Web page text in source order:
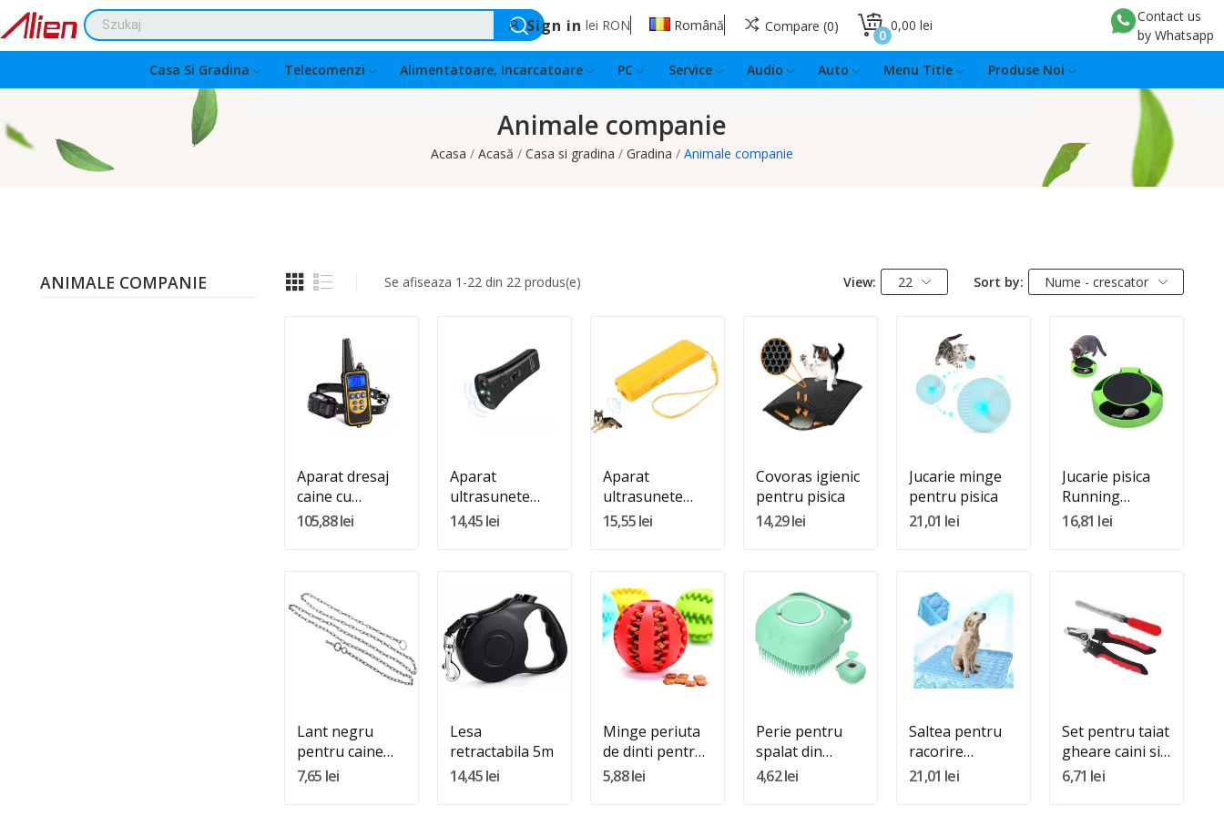
Sign in lei RON Română Compare 0 0,00 lei
0
Contact us
by Whatsapp
Casa Si Gradina
Telecomenzi Alimentatoare, Incarcatoare PC Service Audio Auto Menu Title Produse Noi
Animale companie
Acasa Acasă Casa si gradina Gradina Animale companie
ANIMALE COMPANIE Se afiseaza 1-22 din 22 produs(e) View: 22 Sort by: Nume - crescator
Quantity:
Adauga In Cos
Aparat dresaj
caine cu
telecomanda
105,88 lei
Quantity:
Adauga In Cos
Aparat
ultrasunete
caini
14,45 lei
Quantity:
Adauga In Cos
Aparat
ultrasunete
impotriva
15,55 lei
Quantity:
Adauga In Cos
Covoras igienic
pentru pisica
14,29 lei
Quantity:
Adauga In Cos
Jucarie minge
pentru pisica
21,01 lei
Quantity:
Adauga In Cos
Jucarie pisica
Running
Mouse
16,81 lei
Quantity:
Adauga In Cos
Lant negru
pentru caine
(4MMx2M)
7,65 lei
Adauga In Cos
Lesa
retractabila 5m
14,45 lei
Quantity:
Adauga In Cos
Minge periuta
de dinti pentru
caini
5,88 lei
Adauga In Cos
Perie pentru
spalat din
silicon
4,62 lei
Quantity:
Adauga In Cos
Saltea pentru
racorire
animale
21,01 lei
Quantity:
Adauga In Cos
Set pentru taiat
gheare caini si
pisici
6,71 lei